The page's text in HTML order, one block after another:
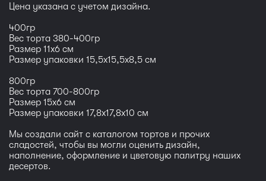
Цена указана с учетом дизайна.
400гр
Вес торта 380-400гр
Размер 11x6 см
Размер упаковки 15,5x15,5x8,5 см
800гр
Вес торта 700-800гр
Размер 15x6 см
Размер упаковки 17,8x17,8x10 см
Мы создали сайт с каталогом тортов и прочих
сладостей, чтобы вы могли оценить дизайн,
наполнение, оформление и цветовую палитру наших
десертов.